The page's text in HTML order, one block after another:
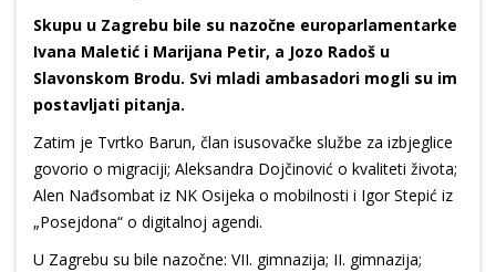
Skupu u Zagrebu bile su nazočne europarlamentarke
Ivana Maletić i Marijana Petir, a Jozo Radoš u
Slavonskom Brodu. Svi mladi ambasadori mogli su im
postavljati pitanja.
Zatim je Tvrtko Barun, član isusovačke službe za izbjeglice
govorio o migraciji; Aleksandra Dojčinović o kvaliteti života;
Alen Nađsombat iz NK Osijeka o mobilnosti i Igor Stepić iz
„Posejdona“ o digitalnoj agendi.
U Zagrebu su bile nazočne: VII. gimnazija; II. gimnazija;